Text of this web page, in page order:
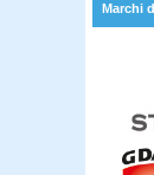
Marchi